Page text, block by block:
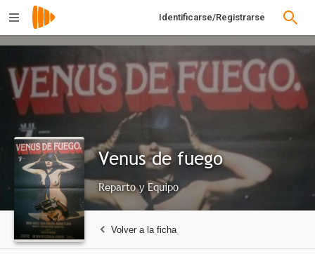
Identificarse/Registrarse
Venus de fuego
Reparto y Equipo
Volver a la ficha